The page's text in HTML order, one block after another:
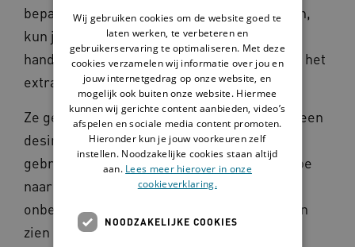
bepaalde handelingen extra te laten opvallen,
kun je mensen bewust maken om deze
handeling toch te voeren. Bijvoorbeeld door het
extra leuk te maken’, legt zij uit.
Ze geeft een voorbeeld: ‘Wanneer er boven een
desinfectiepomp een smiley hangt die na
gebruik van de pomp verandert van een sippe
naar een vrolijke smiley, willen mensen
onbewust die smiley laten lachen. Je zult dan
zien dat meer mensen hun handen gaan
Wij gebruiken cookies om de website goed te
laten werken, te verbeteren en
gebruikerservaring te optimaliseren. Met deze
cookies verzamelen wij informatie over jou en
jouw internetgedrag op onze website, en
mogelijk ook buiten onze website. Hiermee
kunnen wij gerichte content aanbieden, video’s
afspelen en sociale media content promoten.
Hieronder kun je jouw voorkeuren zelf
instellen. Noodzakelijke cookies staan altijd
aan. Lees meer hierover in onze
cookieverklaring.
NOODZAKELIJKE COOKIES